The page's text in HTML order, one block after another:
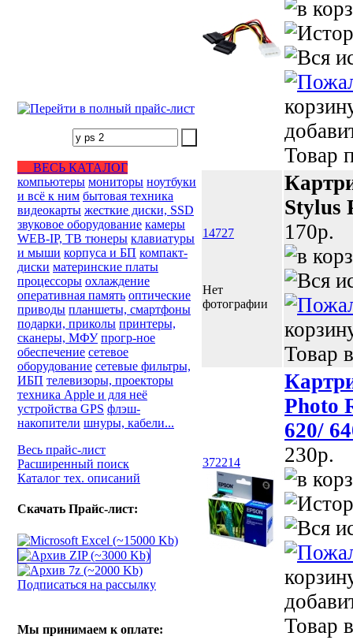
ВЕСЬ КАТАЛОГ
компьютеры мониторы ноутбуки
и всё к ним бытовая техника
видеокарты жесткие диски, SSD
звуковое оборудование камеры
WEB-IP, ТВ тюнеры клавиатуры
и мыши корпуса и БП компакт-
диски материнские платы
процессоры охлаждение
оперативная память оптические
приводы планшеты, смартфоны
подарки, приколы принтеры,
сканеры, МФУ прогр-ное
обеспечение сетевое
оборудование сетевые фильтры,
ИБП телевизоры, проекторы
техника Apple и для неё
устройства GPS флэш-
накопители шнуры, кабели...
Весь прайс-лист
Расширенный поиск
Каталог тех. описаний
Скачать Прайс-лист:
Подписаться на рассылку
Мы принимаем к оплате:
Товар
14727
Нет
фотографии
Stylus
170p.
Товар
372214
Photo
620/
230p.
Товар